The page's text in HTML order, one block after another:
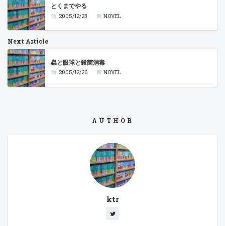
とくまでやる
2005/12/23 NOVEL
Next Article
蟲と眼球と殺菌消毒
2005/12/26 NOVEL
AUTHOR
ktr